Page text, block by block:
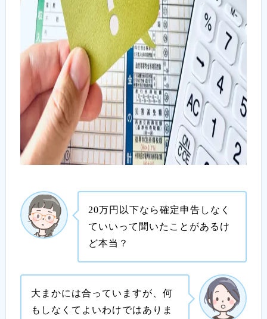
20万円以下なら確定申告しなく
ていいって聞いたことがあるけ
ど本当？
大まかには合っていますが、何
もしなくてよいわけではありま